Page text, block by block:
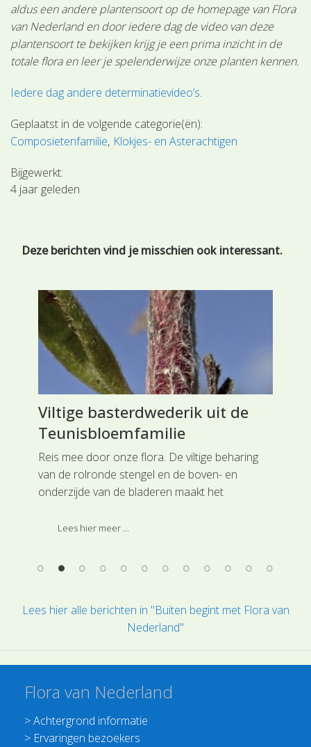
aldus een andere plantensoort op de homepage van Flora
van Nederland en door iedere dag de video van deze
plantensoort te bekijken krijg je een prima inzicht in de
totale flora en leer je spelenderwijze onze planten kennen.
Iedere dag andere determinatievideo’s.
Geplaatst in de volgende categorie(ën):
Composietenfamilie Klokjes- en Asterachtigen
Bijgewerkt:
4 jaar geleden
Deze berichten vind je misschien ook interessant.
Viltige basterdwederik uit de
Teunisbloemfamilie
Reis mee door onze flora. De viltige beharing
van de rolronde stengel en de boven- en
onderzijde van de bladeren maakt het
Teunisbloemfamilie te herkennen.
Lees hier meer ...
Lees hier alle berichten in "Buiten begint met Flora van
Nederland"
Flora van Nederland
>Achtergrond informatie
> Ervaringen bezoekers